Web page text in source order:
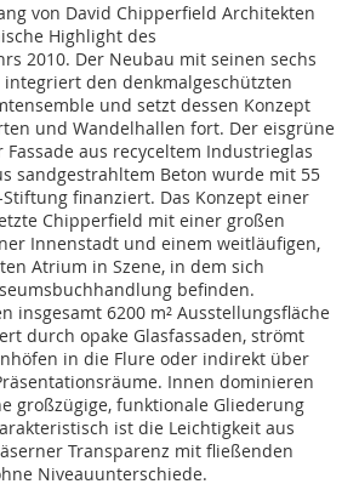
von David Chipperfield Architekten
Highlight des
2010. Der Neubau mit seinen sechs
integriert den denkmalgeschützten
und setzt dessen Konzept
und Wandelhallen fort. Der eisgrüne
aus recyceltem Industrieglas
sandgestrahltem Beton wurde mit 55
finanziert. Das Konzept einer
Chipperfield mit einer großen
Innenstadt und einem weitläufigen,
Atrium in Szene, in dem sich
befinden.
insgesamt 6200 m² Ausstellungsfläche
durch opake Glasfassaden, strömt
in die Flure oder indirekt über
Innen dominieren
großzügige, funktionale Gliederung
ist die Leichtigkeit aus
Transparenz mit fließenden
Niveauunterschiede.